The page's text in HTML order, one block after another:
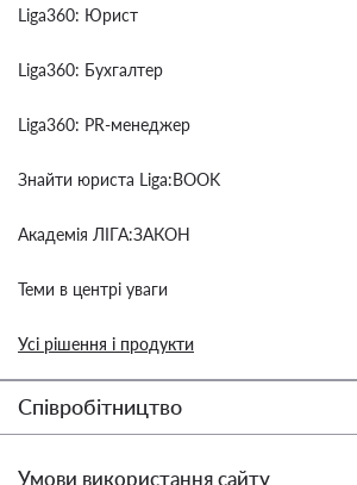
Liga360: Юрист
Liga360: Бухгалтер
Liga360: PR-менеджер
Знайти юриста Liga:BOOK
Академія ЛІГА:ЗАКОН
Теми в центрі уваги
Усі рішення і продукти
Співробітництво
Умови використання сайту